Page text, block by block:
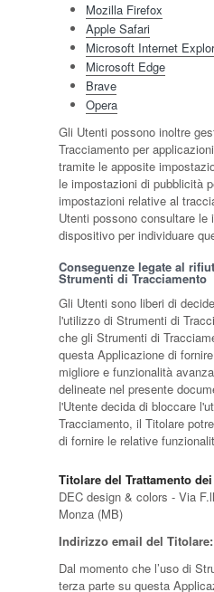
Mozilla Firefox
Apple Safari
Microsoft Internet
Microsoft Edge
Brave
Opera
Gli Utenti possono inoltre
Tracciamento per
tramite le apposite
le impostazioni di pubblicità
impostazioni relative al
Utenti possono consultare le
dispositivo per individuare
Conseguenze legate al
Strumenti di Tracciamento
Gli Utenti sono liberi di
l'utilizzo di Strumenti di
che gli Strumenti di
questa Applicazione di
migliore e funzionalità
delineate nel presente
l'Utente decida di bloccare
Tracciamento, il Titolare
di fornire le relative
Titolare del Trattamento
DEC design & colors - Via
Monza (MB)
Indirizzo email del Titolare:
Dal momento che l’uso di
terza parte su questa